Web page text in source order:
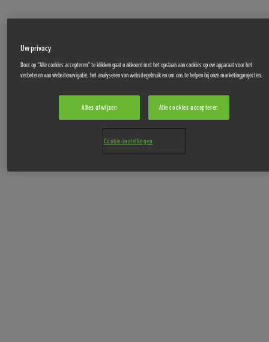
Uw privacy
Door op “Alle cookies accepteren” te klikken gaat u akkoord met het opslaan van cookies op uw apparaat voor het
verbeteren van websitenavigatie, het analyseren van websitegebruik en om ons te helpen bij onze marketingprojecten.
Alles afwijzen Alle cookies accepteren
Cookie-instellingen